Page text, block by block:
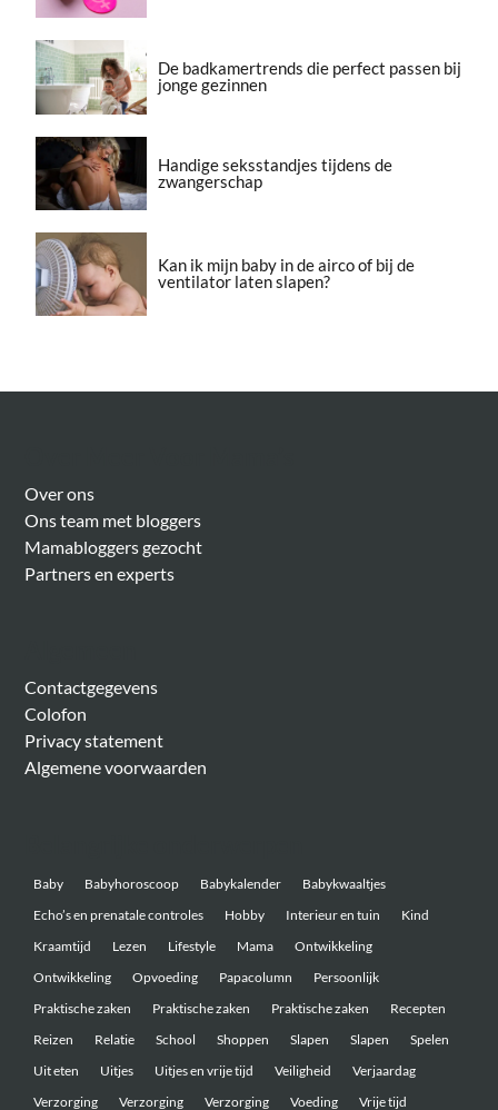
De badkamertrends die perfect passen bij
jonge gezinnen
Handige seksstandjes tijdens de
zwangerschap
Kan ik mijn baby in de airco of bij de
ventilator laten slapen?
Over ons
Ons team met bloggers
Mamabloggers gezocht
Partners en experts
Contactgegevens
Colofon
Privacy statement
Algemene voorwaarden
Baby Babyhoroscoop Babykalender
Babykwaaltjes
Echo’s en prenatale controles
Hobby Interieur en tuin
Kind
Kraamtijd
Lezen Lifestyle Mama
Ontwikkeling
Ontwikkeling
Opvoeding Papacolumn
Persoonlijk
Praktische zaken
Praktische zaken Praktische zaken
Recepten
Reizen
Relatie School Shoppen Slapen Slapen
Spelen
Uit eten
Uitjes Uitjes en vrije tijd Veiligheid
Verjaardag
Verzorging
Verzorging Verzorging Voeding Vrije tijd